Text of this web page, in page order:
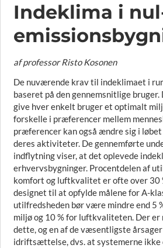
Indeklima i
af professor Risto Kosonen
De nuværende krav til indeklimaet i
baseret på den gennemsnitlige
give hver enkelt bruger et optimalt
forskelle i præferencer mellem
præferencer kan også ændre sig i
deres aktiviteter. De gennemførte
indflytning viser, at det oplevede
erhvervsbygninger. Procentdelen af
komfort og luftkvalitet er ofte over 30
designet til at opfylde målene for A-
utilfredsheden bør være mindre end 5
miljø og 10 % for luftkvaliteten. Der er
dette, og en af de væsentligste
idriftsættelse, dvs. at systemerne